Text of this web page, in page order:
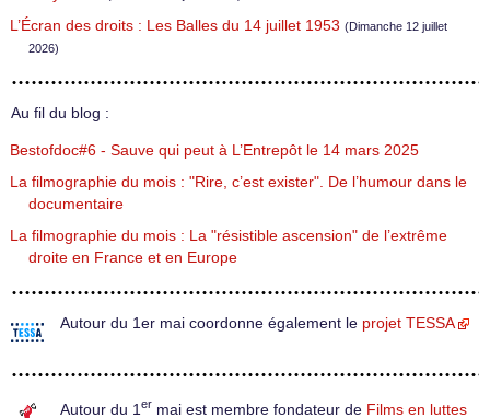
L’Écran des droits : Les Balles du 14 juillet 1953 (Dimanche 12 juillet
2026)
Au fil du blog :
Bestofdoc#6 - Sauve qui peut à L’Entrepôt le 14 mars 2025
La filmographie du mois : "Rire, c’est exister". De l’humour dans le
documentaire
La filmographie du mois : La "résistible ascension" de l’extrême
droite en France et en Europe
Autour du 1er mai coordonne également le projet TESSA
Autour du 1 er mai est membre fondateur de Films en luttes